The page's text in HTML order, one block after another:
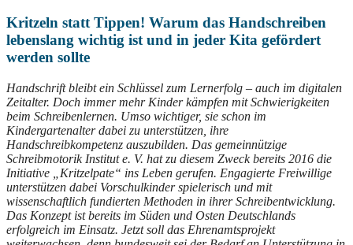
Kritzeln statt Tippen! Warum das Handschreiben
lebenslang wichtig ist und in jeder Kita gefördert
werden sollte
Handschrift bleibt ein Schlüssel zum Lernerfolg – auch im digitalen
Zeitalter. Doch immer mehr Kinder kämpfen mit Schwierigkeiten
beim Schreibenlernen. Umso wichtiger, sie schon im
Kindergartenalter dabei zu unterstützen, ihre
Handschreibkompetenz auszubilden. Das gemeinnützige
Schreibmotorik Institut e. V. hat zu diesem Zweck bereits 2016 die
Initiative „Kritzelpate“ ins Leben gerufen. Engagierte Freiwillige
unterstützen dabei Vorschulkinder spielerisch und mit
wissenschaftlich fundierten Methoden in ihrer Schreibentwicklung.
Das Konzept ist bereits im Süden und Osten Deutschlands
erfolgreich im Einsatz. Jetzt soll das Ehrenamtsprojekt